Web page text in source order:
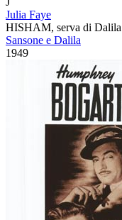
Julia Faye
HISHAM, serva di Dalila
Sansone e Dalila
1949